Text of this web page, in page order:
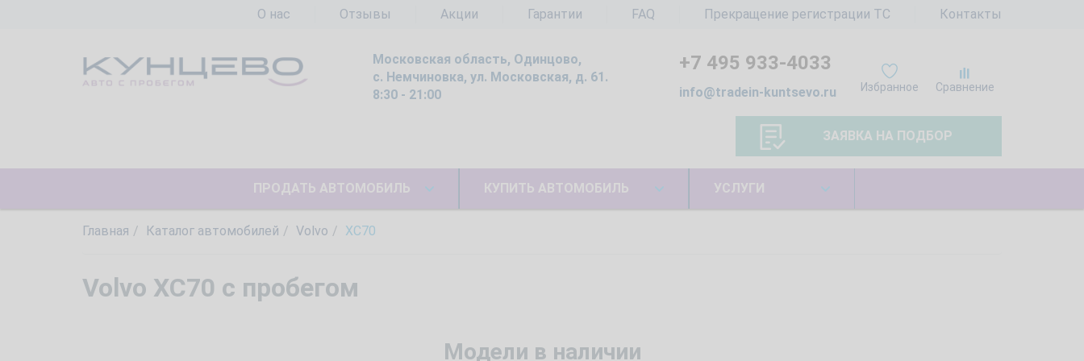
О нас Отзывы Акции Гарантии FAQ Прекращение регистрации ТС Контакты
Московская область, Одинцово,
с. Немчиновка, ул. Московская, д. 61.
8:30 - 21:00
Избранное Сравнение
+7 495 933-4033
info@tradein-kuntsevo.ru
ЗАЯВКА НА ПОДБОР
ПРОДАТЬ АВТОМОБИЛЬ КУПИТЬ АВТОМОБИЛЬ УСЛУГИ
Главная Каталог автомобилей Volvo XC70
Volvo XC70 с пробегом
Модели в наличии